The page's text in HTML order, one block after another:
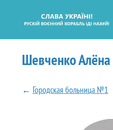
Шевченко
← Городская больница №1